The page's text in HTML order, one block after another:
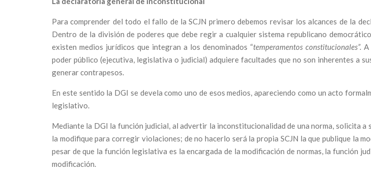
Para comprender del todo el fallo de la SCJN primero debemos revisar los alcances de la
Dentro de la división de poderes que debe regir a cualquier sistema republicano
existen medios jurídicos que integran a los denominados “temperamentos constitucionales”.A
poder público (ejecutiva, legislativa o judicial) adquiere facultades que no son inherentes a
generar contrapesos.
En este sentido la DGI se devela como uno de esos medios, apareciendo como un acto
legislativo.
Mediante la DGI la función judicial, al advertir la inconstitucionalidad de una norma, solicita
la modifique para corregir violaciones; de no hacerlo será la propia SCJN la que publique la
pesar de que la función legislativa es la encargada de la modificación de normas, la función
modificación.